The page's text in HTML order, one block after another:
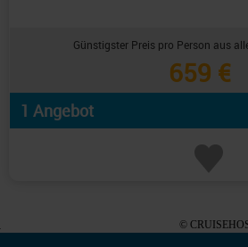
Günstigster Preis pro Person aus
659 €
1 Angebot
©